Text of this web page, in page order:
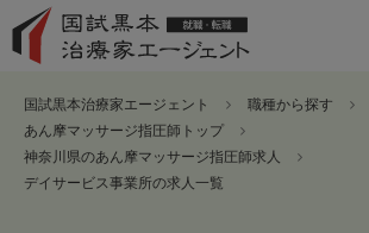
国試黒本治療家エージェント
職種から探す
あん摩マッサージ指圧師トップ
神奈川県のあん摩マッサージ指圧師求人
デイサービス事業所の求人一覧